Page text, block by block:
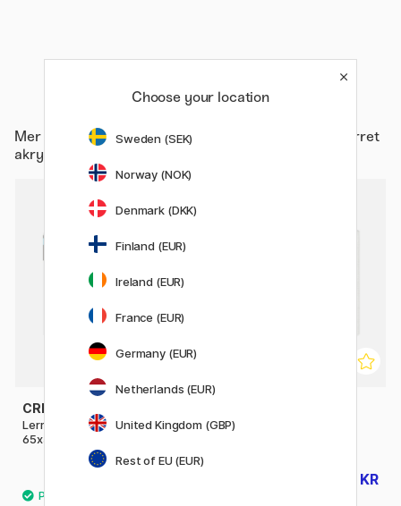
Mer fra
Kunstnermateriell / Studio / Lerret / Malerlerret
akrylfarge
CREVIDE
Lerret Bomull/Polyester
65x54 (F15)
Lerret Hvit Lin 65x54 (F15)
355 KR
Choose your location
Sweden (SEK)
Norway (NOK)
Denmark (DKK)
Finland (EUR)
Ireland (EUR)
France (EUR)
Germany (EUR)
Netherlands (EUR)
United Kingdom (GBP)
Rest of EU (EUR)